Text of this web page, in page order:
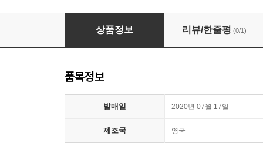
Yaeji (예지) - WHAT WE DREW 우리가 그려
상품정보 리뷰/한줄평 (0/1)
품목정보
발매일 2020년 07월 17일
제조국 영국